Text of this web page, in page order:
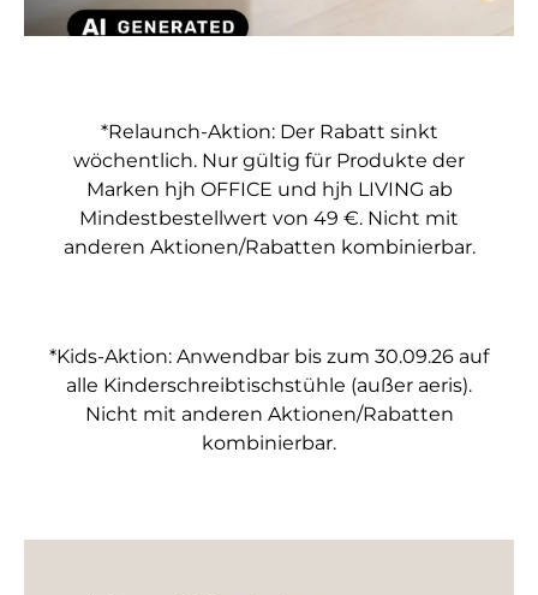
*Relaunch-Aktion: Der Rabatt sinkt
wöchentlich. Nur gültig für Produkte der
Marken hjh OFFICE und hjh LIVING ab
Mindestbestellwert von 49 €. Nicht mit
anderen Aktionen/Rabatten kombinierbar.
*Kids-Aktion: Anwendbar bis zum 30.09.26 auf
alle Kinderschreibtischstühle (außer aeris).
Nicht mit anderen Aktionen/Rabatten
kombinierbar.